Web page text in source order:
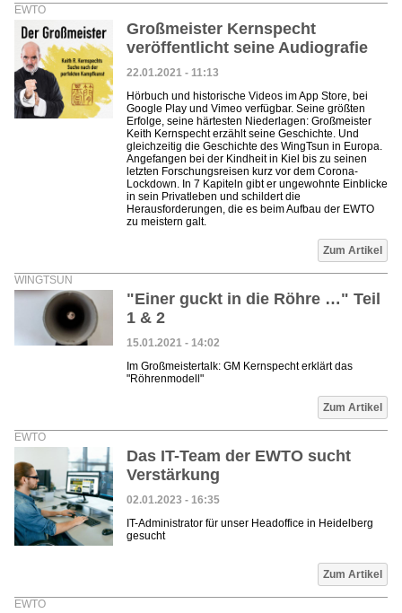
EWTO
Großmeister Kernspecht
veröffentlicht seine Audiografie
22.01.2021 - 11:13
Hörbuch und historische Videos im App Store, bei
Google Play und Vimeo verfügbar. Seine größten
Erfolge, seine härtesten Niederlagen: Großmeister
Keith Kernspecht erzählt seine Geschichte. Und
gleichzeitig die Geschichte des WingTsun in Europa.
Angefangen bei der Kindheit in Kiel bis zu seinen
letzten Forschungsreisen kurz vor dem Corona-
Lockdown. In 7 Kapiteln gibt er ungewohnte Einblicke
in sein Privatleben und schildert die
Herausforderungen, die es beim Aufbau der EWTO
zu meistern galt.
Zum Artikel
WINGTSUN
"Einer guckt in die Röhre …" Teil
1 & 2
15.01.2021 - 14:02
Im Großmeistertalk: GM Kernspecht erklärt das
"Röhrenmodell"
Zum Artikel
EWTO
Das IT-Team der EWTO sucht
Verstärkung
02.01.2023 - 16:35
IT-Administrator für unser Headoffice in Heidelberg
gesucht
Zum Artikel
EWTO